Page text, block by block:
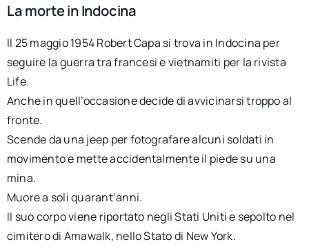
La morte in Indocina
Il 25 maggio 1954 Robert Capa si trova in Indocina per
seguire la guerra tra francesi e vietnamiti per la rivista
Life.
Anche in quell’occasione decide di avvicinarsi troppo al
fronte.
Scende da una jeep per fotografare alcuni soldati in
movimento e mette accidentalmente il piede su una
mina.
Muore a soli quarant’anni.
Il suo corpo viene riportato negli Stati Uniti e sepolto nel
cimitero di Amawalk, nello Stato di New York.